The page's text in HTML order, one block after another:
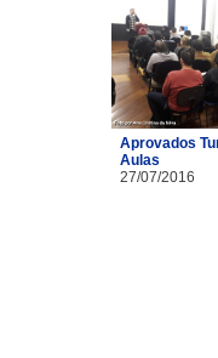
Aprovados
Aulas
27/07/2016